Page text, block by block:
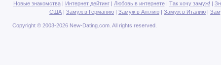
Новые знакомства| Интернет дейтинг| Любовь в интернете| Так хочу замуж! |
США | Замуж в Германию | Замуж в Англию | Замуж в Италию |
Copyright © 2003-2026 New-Dating.com. All rights reserved.